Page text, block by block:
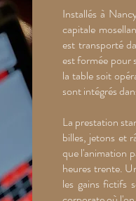
Installés à
capitale
est transporté
est formée pour
la table soit
sont intégrés
La prestation
billes, jetons et
que l'animation
heures trente.
les gains fictifs